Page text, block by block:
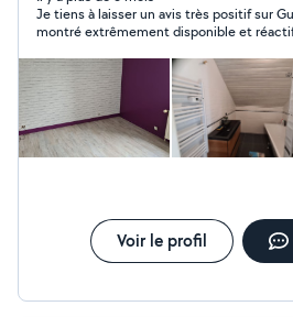
réaliser un devis!
Je tiens à laisser un avis très positif sur
montré extrêmement disponible et
voisin très aimable et toujours prêt à
appel à ses services ! Merci encore,
Voir le profil